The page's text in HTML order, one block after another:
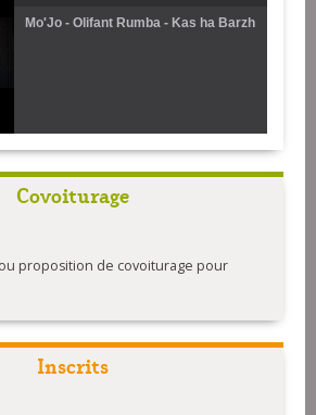
(feat. Zalem Delarbre)
Mo'Jo - Olifant Rumba - Kas ha Barzh
Covoiturage
proposition de covoiturage pour
Inscrits